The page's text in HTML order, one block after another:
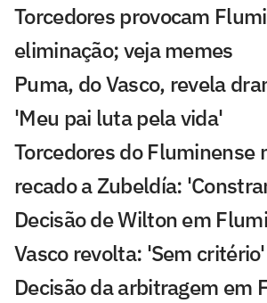
Torcedores provocam
eliminação; veja memes
Puma, do Vasco, revela
'Meu pai luta pela vida'
Torcedores do Fluminense
recado a Zubeldía:
Decisão de Wilton em
Vasco revolta: 'Sem critério'
Decisão da arbitragem em